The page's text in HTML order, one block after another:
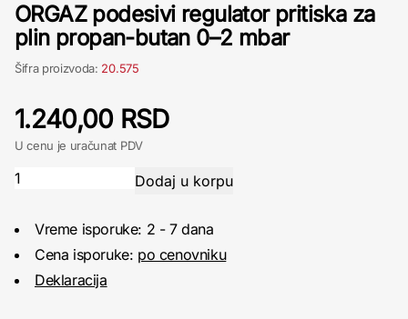
ORGAZ podesivi regulator pritiska za
plin propan-butan 0–2 mbar
Šifra proizvoda: 20.575
1.240,00 RSD
U cenu je uračunat PDV
Vreme isporuke: 2 - 7 dana
Cena isporuke: po cenovniku
Deklaracija